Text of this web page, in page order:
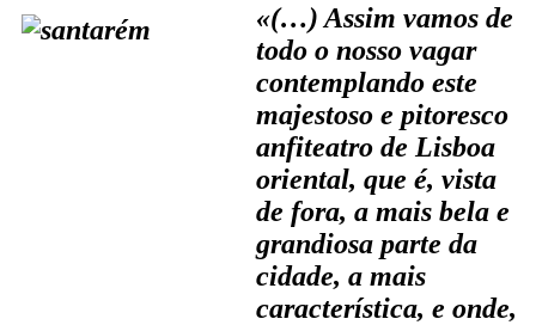
«(…) Assim vamos de
todo o nosso vagar
contemplando este
majestoso e pitoresco
anfiteatro de Lisboa
oriental, que é, vista
de fora, a mais bela e
grandiosa parte da
cidade, a mais
característica, e onde,